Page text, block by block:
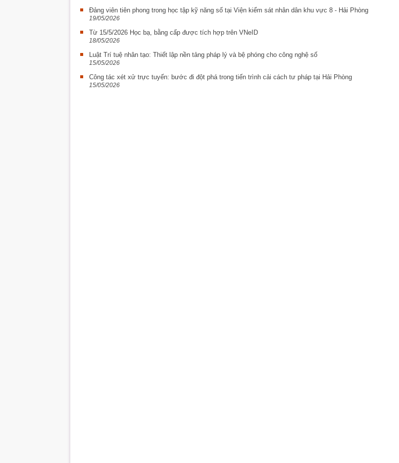
Đảng viên tiên phong trong học tập kỹ năng số tại Viện kiểm sát nhân dân khu vực 8 - Hải Phòng
19/05/2026
Từ 15/5/2026 Học bạ, bằng cấp được tích hợp trên VNeID
18/05/2026
Luật Trí tuệ nhân tạo: Thiết lập nền tảng pháp lý và bệ phóng cho công nghệ số
15/05/2026
Công tác xét xử trực tuyến: bước đi đột phá trong tiến trình cải cách tư pháp tại Hải Phòng
15/05/2026